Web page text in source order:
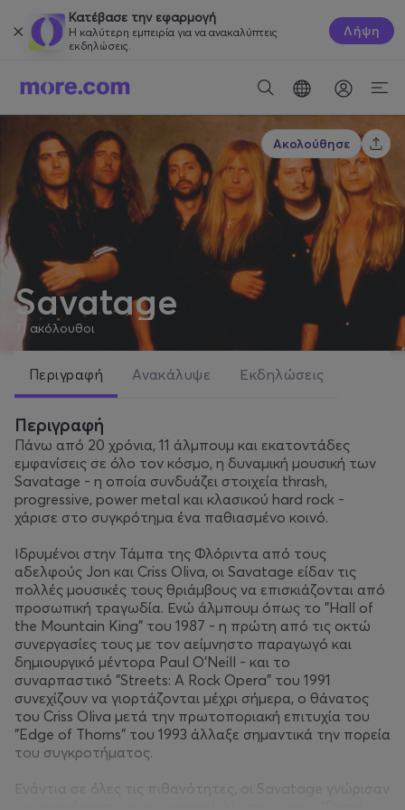
Κατέβασε την εφαρμογή
Η καλύτερη εμπειρία για να ανακαλύπτεις
εκδηλώσεις.
Λήψη
Savatage
71 ακόλουθοι
Ακολούθησε
Περιγραφή Ανακάλυψε Εκδηλώσεις
Περιγραφή
Πάνω από 20 χρόνια, 11 άλμπουμ και εκατοντάδες
εμφανίσεις σε όλο τον κόσμο, η δυναμική μουσική των
Savatage - η οποία συνδυάζει στοιχεία thrash,
progressive, power metal και κλασικού hard rock -
χάρισε στο συγκρότημα ένα παθιασμένο κοινό.
Ιδρυμένοι στην Τάμπα της Φλόριντα από τους
αδελφούς Jon και Criss Oliva, οι Savatage είδαν τις
πολλές μουσικές τους θριάμβους να επισκιάζονται από
προσωπική τραγωδία. Ενώ άλμπουμ όπως το "Hall of
the Mountain King" του 1987 - η πρώτη από τις οκτώ
συνεργασίες τους με τον αείμνηστο παραγωγό και
δημιουργικό μέντορα Paul O'Neill - και το
συναρπαστικό "Streets: A Rock Opera" του 1991
συνεχίζουν να γιορτάζονται μέχρι σήμερα, ο θάνατος
του Criss Oliva μετά την πρωτοποριακή επιτυχία του
"Edge of Thorns" του 1993 άλλαξε σημαντικά την πορεία
του συγκροτήματος.
Ενάντια σε όλες τις πιθανότητες, οι Savatage γνώρισαν